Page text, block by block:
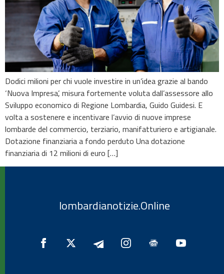
Dodici milioni per chi vuole investire in un’idea grazie al bando
‘Nuova Impresa’, misura fortemente voluta dall’assessore allo
Sviluppo economico di Regione Lombardia, Guido Guidesi. E
volta a sostenere e incentivare l’avvio di nuove imprese
lombarde del commercio, terziario, manifatturiero e artigianale.
Dotazione finanziaria a fondo perduto Una dotazione
finanziaria di 12 milioni di euro […]
lombardianotizie.Online